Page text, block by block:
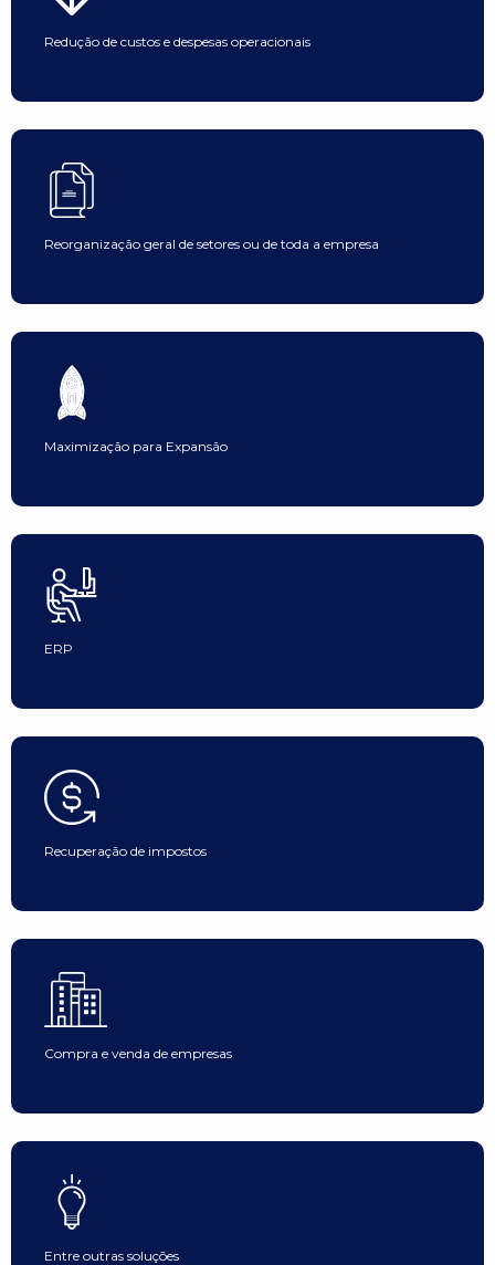
Redução de custos e despesas operacionais
Reorganização geral de setores ou de toda a empresa
Maximização para Expansão
ERP
Recuperação de impostos
Compra e venda de empresas
Entre outras soluções